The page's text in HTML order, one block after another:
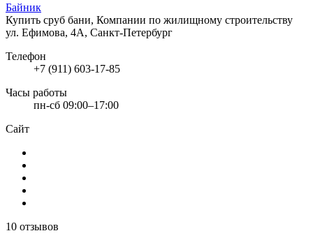
Байник
Купить сруб бани, Компании по жилищному строительству
ул. Ефимова, 4А, Санкт-Петербург
Телефон
+7 (911) 603-17-85
Часы работы
пн-сб 09:00–17:00
Сайт
10 отзывов